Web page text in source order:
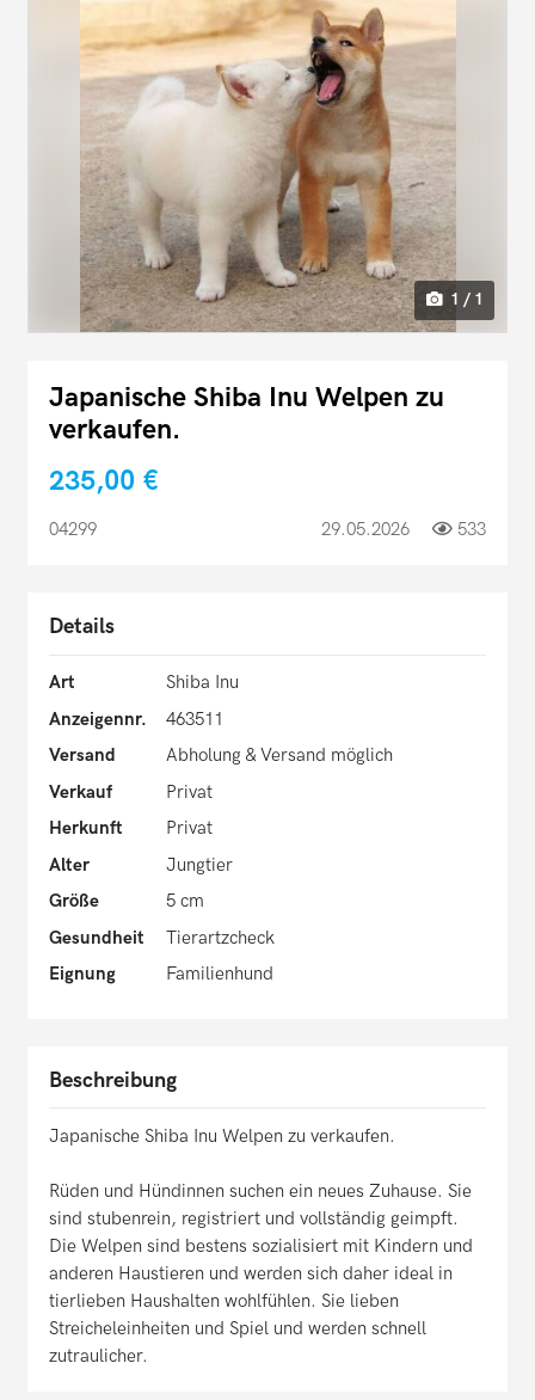
1 / 1
Japanische Shiba Inu Welpen zu
verkaufen.
235,00 €
04299 29.05.2026 533
Details
Art
Shiba Inu
Anzeigennr.
463511
Versand
Abholung & Versand möglich
Verkauf
Privat
Herkunft
Privat
Alter
Jungtier
Größe
5 cm
Gesundheit
Tierartzcheck
Eignung
Familienhund
Beschreibung
Japanische Shiba Inu Welpen zu verkaufen.
Rüden und Hündinnen suchen ein neues Zuhause. Sie
sind stubenrein, registriert und vollständig geimpft.
Die Welpen sind bestens sozialisiert mit Kindern und
anderen Haustieren und werden sich daher ideal in
tierlieben Haushalten wohlfühlen. Sie lieben
Streicheleinheiten und Spiel und werden schnell
zutraulicher.